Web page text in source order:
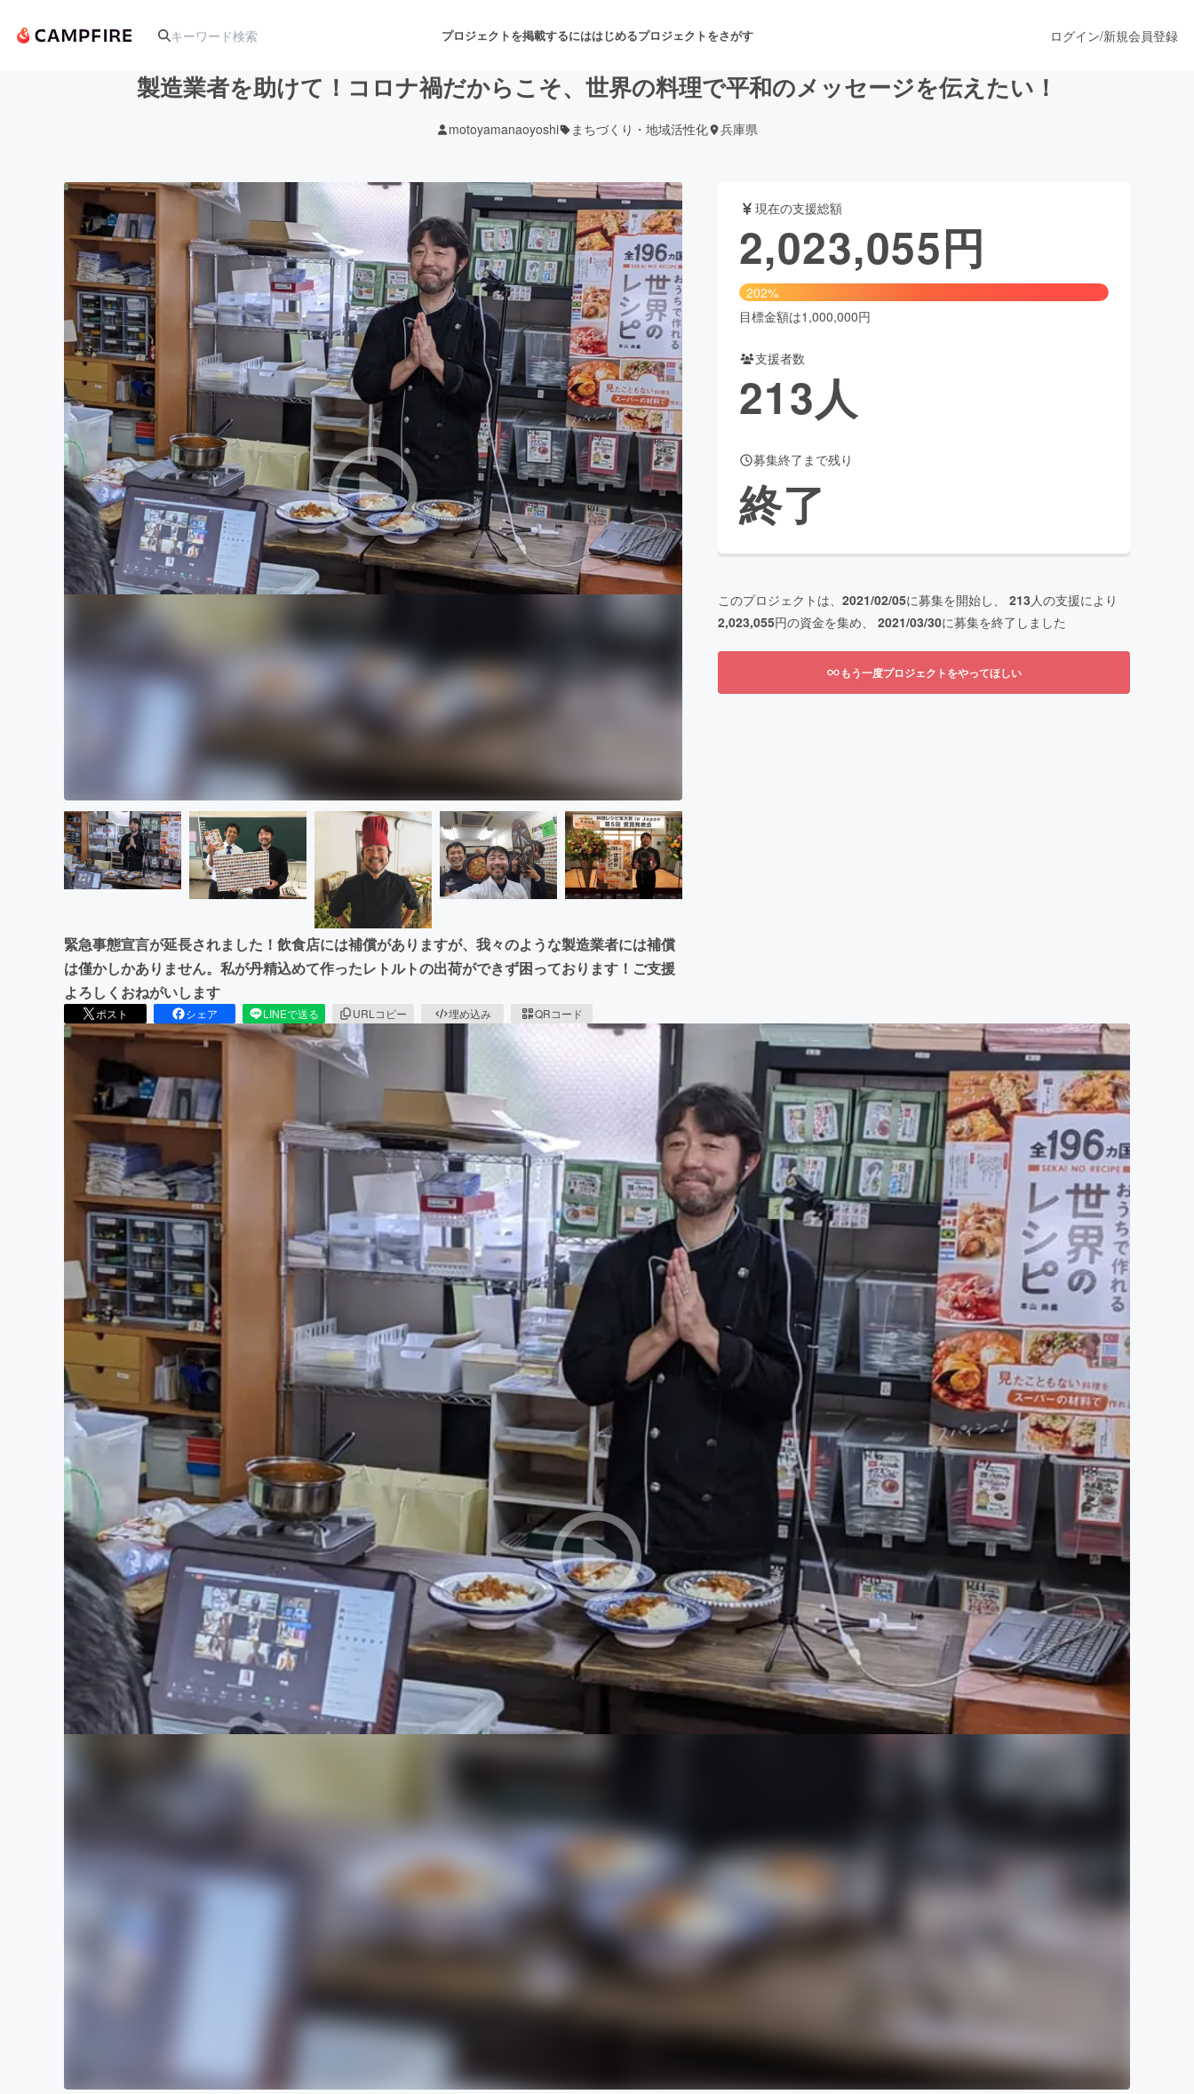
プロジェクトを掲載するにははじめるプロジェクトをさがす
アート・写真 音楽 舞台・パフォーマンス
テクノロジー・ガジェット ゲーム・サービス開発 フード・飲食店 ファッション
映像・映画 書籍・雑誌出版 アニメ・漫画
ビジネス・起業 チャレンジ ビューティー・ヘルスケア
まちづくり・地域活性化
CAMPFIRE for Social GoodCAMPFIRE Creation
CAMPFIREふるさと納税machi-yaコミュニティ
ログイン/新規会員登録
製造業者を助けて！コロナ禍だからこそ、世界の料理で平和のメッセージを伝えたい！
motoyamanaoyoshi まちづくり・地域活性化 兵庫県
緊急事態宣言が延長されました！飲食店には補償がありますが、我々のような製造業者には補償
は僅かしかありません。私が丹精込めて作ったレトルトの出荷ができず困っております！ご支援
よろしくおねがいします
ポスト シェア LINEで送る URLコピー 埋め込み QRコード
現在の支援総額
2,023,055円
202%
目標金額は1,000,000円
支援者数
213人
募集終了まで残り
終了
このプロジェクトは、 2021/02/05に募集を開始し、 213人の支援により
2,023,055円の資金を集め、 2021/03/30に募集を終了しました
もう一度プロジェクトをやってほしい